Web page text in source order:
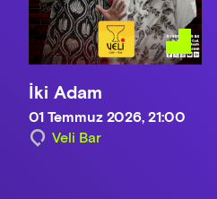
İki Adam
01 Temmuz 2026, 21:00
Veli Bar